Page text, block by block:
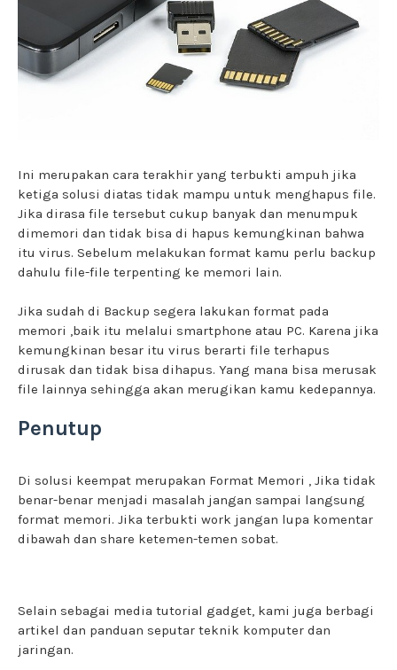
Ini merupakan cara terakhir yang terbukti ampuh jika
ketiga solusi diatas tidak mampu untuk menghapus file.
Jika dirasa file tersebut cukup banyak dan menumpuk
dimemori dan tidak bisa di hapus kemungkinan bahwa
itu virus. Sebelum melakukan format kamu perlu backup
dahulu file-file terpenting ke memori lain.
Jika sudah di Backup segera lakukan format pada
memori ,baik itu melalui smartphone atau PC. Karena jika
kemungkinan besar itu virus berarti file terhapus
dirusak dan tidak bisa dihapus. Yang mana bisa merusak
file lainnya sehingga akan merugikan kamu kedepannya.
Penutup
Di solusi keempat merupakan Format Memori , Jika tidak
benar-benar menjadi masalah jangan sampai langsung
format memori. Jika terbukti work jangan lupa komentar
dibawah dan share ketemen-temen sobat.
Selain sebagai media tutorial gadget, kami juga berbagi
artikel dan panduan seputar teknik komputer dan
jaringan.